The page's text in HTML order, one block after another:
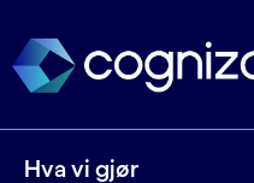
Hva vi gjør